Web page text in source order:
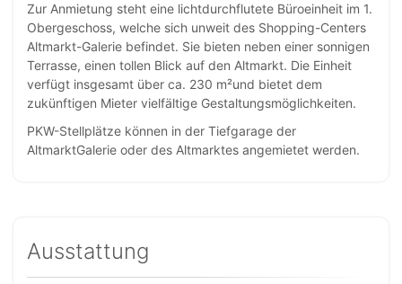
Zur Anmietung steht eine lichtdurchflutete Büroeinheit im 1.
Obergeschoss, welche sich unweit des Shopping-Centers
Altmarkt-Galerie befindet. Sie bieten neben einer sonnigen
Terrasse, einen tollen Blick auf den Altmarkt. Die Einheit
verfügt insgesamt über ca. 230 m²und bietet dem
zukünftigen Mieter vielfältige Gestaltungsmöglichkeiten.
PKW-Stellplätze können in der Tiefgarage der
AltmarktGalerie oder des Altmarktes angemietet werden.
Ausstattung